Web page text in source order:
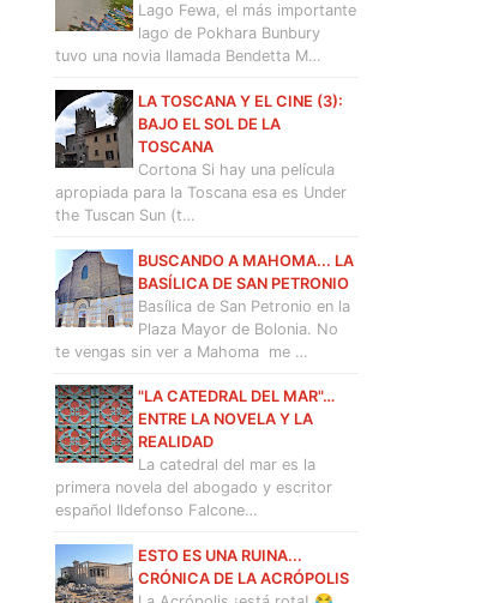
Lago Fewa, el más importante
lago de Pokhara Bunbury
tuvo una novia llamada Bendetta M…
LA TOSCANA Y EL CINE (3):
BAJO EL SOL DE LA
TOSCANA
Cortona Si hay una película
apropiada para la Toscana esa es Under
the Tuscan Sun (t…
BUSCANDO A MAHOMA... LA
BASÍLICA DE SAN PETRONIO
Basílica de San Petronio en la
Plaza Mayor de Bolonia. No
te vengas sin ver a Mahoma me …
"LA CATEDRAL DEL MAR"…
ENTRE LA NOVELA Y LA
REALIDAD
La catedral del mar es la
primera novela del abogado y escritor
español Ildefonso Falcone…
ESTO ES UNA RUINA...
CRÓNICA DE LA ACRÓPOLIS